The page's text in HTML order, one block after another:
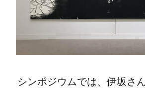
シンポジウムでは、伊坂さ